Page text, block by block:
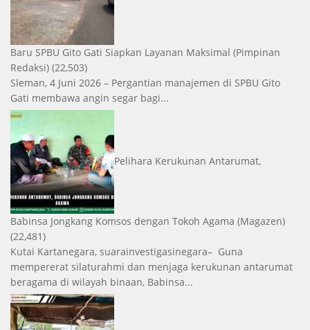
Baru SPBU Gito Gati Siapkan Layanan Maksimal (Pimpinan
Redaksi) (22,503)
Sleman, 4 Juni 2026 – Pergantian manajemen di SPBU Gito
Gati membawa angin segar bagi...
Pelihara Kerukunan Antarumat,
Babinsa Jongkang Komsos dengan Tokoh Agama (Magazen)
(22,481)
Kutai Kartanegara, suarainvestigasinegara– Guna
mempererat silaturahmi dan menjaga kerukunan antarumat
beragama di wilayah binaan, Babinsa...